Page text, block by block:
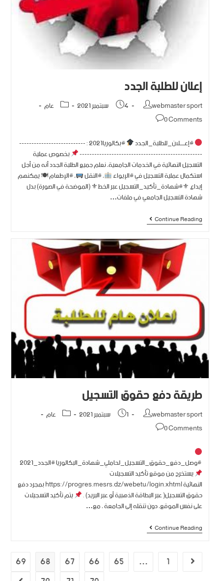
إعلان للطلبة الجدد
webmaster sport 4 سبتمبر 2021
عام
0 Comments
#إعـــــلان_للطلبة_الجدد
#بكالوريا2021 : ---------------------------
-------------------------------------------------- بخصوص عملية
التسجيل النهائية في الخدمات الجامعية، نعلم جميع الطلبة الجدد أنه من أجل
استكمال عملية التسجيل في #الإيواء ، #النقل ، #الإطعام 🍽 يمكنهم
إيداع ⚜#شهادة_تأكيد_التسجيل عبر الخط⚜ (الموضحة في الصورة) بدل
شهادة التسجيل الجامعي في ملفات…
Continue Reading
طريقة دفع حقوق التسجيل
webmaster sport 1 سبتمبر 2021
عام
0 Comments
#وصل_دفع_حقوق_التسجيل_لحاملي_شهادة_البكالوريا #الجدد_2021
يستخرج من موقع تأكيد التسجيلات
النهائية https://progres.mesrs.dz/webetu/login.xhtml بمجرد دفع
حقوق التسجيل( عبر البطاقة الذهبية أو عبر البريد) . يتم تأكيد التسجيلات
على نفس الموقع، دون تنقله إلى الجامعة ، مع…
Continue Reading
1
…
65
66
67
68
69